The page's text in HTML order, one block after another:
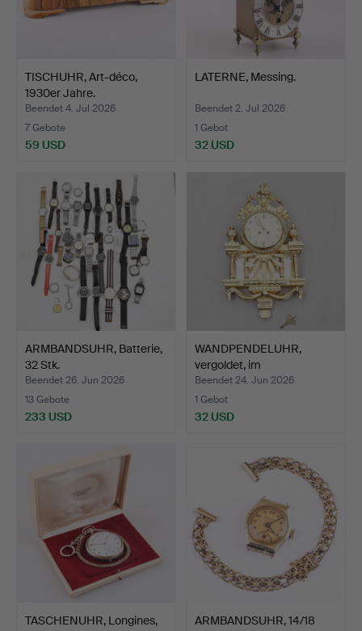
TISCHUHR, Art-déco,
1930er Jahre.
Beendet 4. Jul 2026
7 Gebote
59 USD
LATERNE, Messing.
Beendet 2. Jul 2026
1 Gebot
32 USD
ARMBANDSUHR, Batterie,
32 Stk.
Beendet 26. Jun 2026
13 Gebote
233 USD
WANDPENDELUHR,
vergoldet, im
gustavianisch…
Beendet 24. Jun 2026
1 Gebot
32 USD
TASCHENUHR, Longines,
ARMBANDSUHR, 14/18